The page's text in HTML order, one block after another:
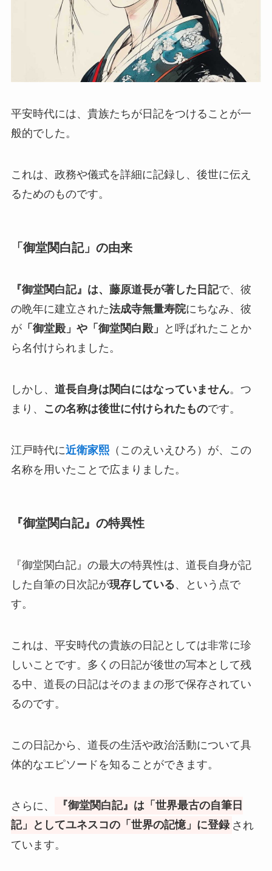
平安時代には、貴族たちが日記をつけることが一
般的でした。
これは、政務や儀式を詳細に記録し、後世に伝え
るためのものです。
「御堂関白記」の由来
『御堂関白記』は、藤原道長が著した日記で、彼
の晩年に建立された法成寺無量寿院にちなみ、彼
が「御堂殿」や「御堂関白殿」
と呼ばれたことか
ら名付けられました。
しかし、 道長自身は関白にはなっていません。つ
まり、
この名称は後世に付けられたものです。
江戸時代に近衛家熙（このえいえひろ）が、この
名称を用いたことで広まりました。
『御堂関白記』の特異性
『御堂関白記』の最大の特異性は、道長自身が記
した自筆の日次記が現存している、という点で
す。
これは、平安時代の貴族の日記としては非常に珍
しいことです。多くの日記が後世の写本として残
る中、道長の日記はそのままの形で保存されてい
るのです。
この日記から、道長の生活や政治活動について具
体的なエピソードを知ることができます。
さらに、
『御堂関白記』は「世界最古の自筆日
記」としてユネスコの「世界の記憶」に登録 され
ています。